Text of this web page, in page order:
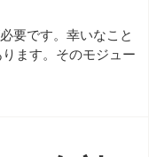
要です。幸いなこと
ます。そのモジュー